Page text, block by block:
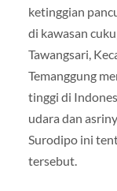
ketinggian
di kawasan
Tawangsari,
Temanggung
tinggi di
udara dan
Surodipo ini
tersebut.